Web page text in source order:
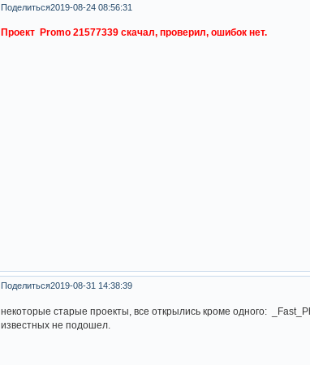
Поделиться2019-08-24 08:56:31
Проект Promo 21577339 скачал, проверил, ошибок нет.
Поделиться2019-08-31 14:38:39
некоторые старые проекты, все открылись кроме одного:
известных не подошел.